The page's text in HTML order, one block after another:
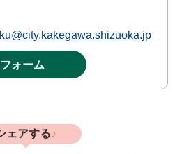
ォーム
ェアする